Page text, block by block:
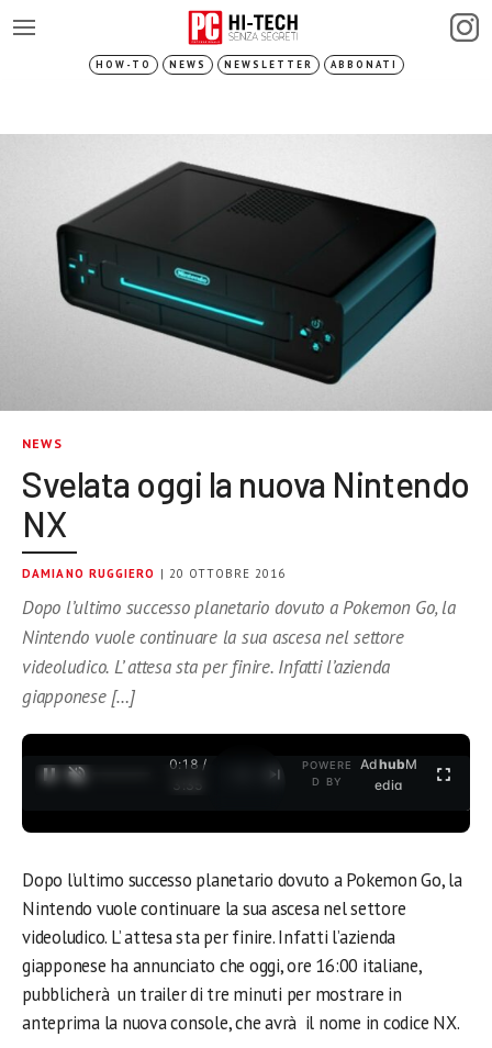
HOW-TO NEWS NEWSLETTER ABBONATI
NEWS
Svelata oggi la nuova Nintendo
NX
DAMIANO RUGGIERO | 20 OTTOBRE 2016
Dopo l’ultimo successo planetario dovuto a Pokemon Go, la
Nintendo vuole continuare la sua ascesa nel settore
videoludico. L’ attesa sta per finire. Infatti l’azienda
giapponese […]
0:18 /
3:35
POWERE
D BY
AdhubM
edia
Dopo l’ultimo successo planetario dovuto a Pokemon Go, la
Nintendo vuole continuare la sua ascesa nel settore
videoludico. L’ attesa sta per finire. Infatti l’azienda
giapponese ha annunciato che oggi, ore 16:00 italiane,
pubblicherà un trailer di tre minuti per mostrare in
anteprima la nuova console, che avrà il nome in codice NX.